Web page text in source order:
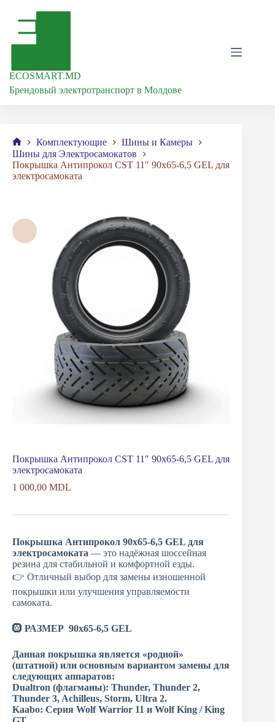
ECOSMART.MD
Брендовый электротранспорт в Молдове
Главная
Комплектующие
Шины и Камеры
Шины для Электросамокатов
Покрышка Антипрокол CST 11″ 90х65-6,5 GEL для
электросамоката
Покрышка Антипрокол CST 11″ 90х65-6,5 GEL для
электросамоката
1 000,00 MDL
Покрышка Антипрокол 90х65-6,5 GEL для
электросамоката — это надёжная шоссейная
резина для стабильной и комфортной езды.
👉 Отличный выбор для замены изношенной
покрышки или улучшения управляемости
самоката.
🛞 РАЗМЕР 90х65-6,5 GEL
Данная покрышка является «родной»
(штатной) или основным вариантом замены для
следующих аппаратов:
Dualtron (флагманы): Thunder, Thunder 2,
Thunder 3, Achilleus, Storm, Ultra 2.
Kaabo: Серия Wolf Warrior 11 и Wolf King / King